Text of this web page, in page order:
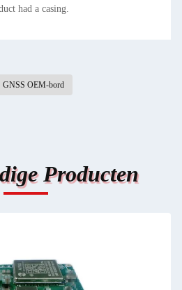
had a casing.
GNSS OEM-bord
Producten